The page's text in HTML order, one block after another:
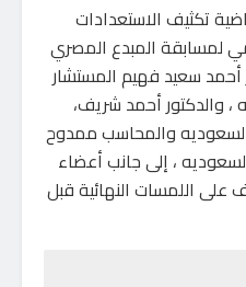
تكثيف الاستعدادات
لمسابقة المبدع المصري
سعيد فهيم المستشار
، والدكتور أحمد شريف،
والمحاسب ممدوح
، إلى جانب أعضاء
على اللمسات النهائية قبل